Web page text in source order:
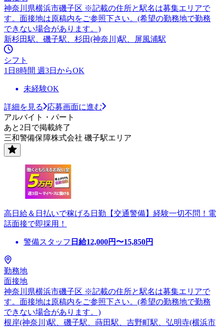
神奈川県横浜市磯子区 ※記載の住所と駅名は募集エリアで
す。面接地は原稿内をご参照下さい。(希望の勤務地で勤務
できない場合があります。)
新杉田駅、磯子駅、杉田(神奈川)駅、屏風浦駅
シフト
1日8時間 週3日からOK
未経験OK
詳細を見る
応募画面に進む
アルバイト・パート
あと2日で掲載終了
三和警備保障株式会社 磯子駅エリア
高日給＆日払いで稼げる日勤【交通警備】経験一切不問！電
話面接で即採用！
警備スタッフ 日給12,000円〜15,850円
勤務地
面接地
神奈川県横浜市磯子区 ※記載の住所と駅名は募集エリアで
す。面接地は原稿内をご参照下さい。(希望の勤務地で勤務
できない場合があります。)
根岸(神奈川)駅、磯子駅、蒔田駅、吉野町駅、弘明寺(横浜市